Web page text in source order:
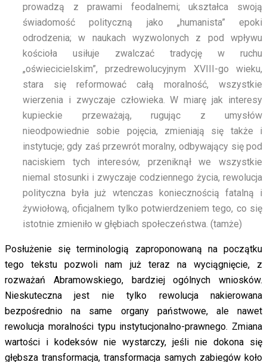
prowadzą z prawami feodalnemi; ukształca swoją
świadomość polityczną jako „humanista” epoki
odrodzenia; w naukach wyzwolonych z pod wpływu
kościoła usiłuje zwalczać tradycję w ruchu
„oświecicielskim”, przedrewolucyjnym XVIII-go wieku,
stara się reformować całą moralność, wszystkie
wierzenia i zwyczaje człowieka. W miarę jak interesy
kupieckie przeważają, rugując z umysłów
nieodpowiednie sobie pojęcia, zmieniają się także i
instytucje; gdy zaś przewrót moralny, odbywający się pod
naciskiem tych interesów, przeniknął we wszystkie
niemal stosunki i zwyczaje codziennego życia, rewolucja
polityczna była już wtenczas koniecznością fatalną i
żywiołową, oficjalnem tylko potwierdzeniem tego, co się
istotnie zmieniło w głębiach społeczeństwa. (tamże)
Posłużenie się terminologią zaproponowaną na początku
tego tekstu pozwoli nam już teraz na wyciągnięcie, z
rozważań Abramowskiego, bardziej ogólnych wniosków.
Nieskuteczna jest nie tylko rewolucja nakierowana
bezpośrednio na same organy państwowe, ale nawet
rewolucja moralności typu instytucjonalno-prawnego. Zmiana
wartości i kodeksów nie wystarczy, jeśli nie dokona się
głębsza transformacja, transformacja samych zabiegów koło